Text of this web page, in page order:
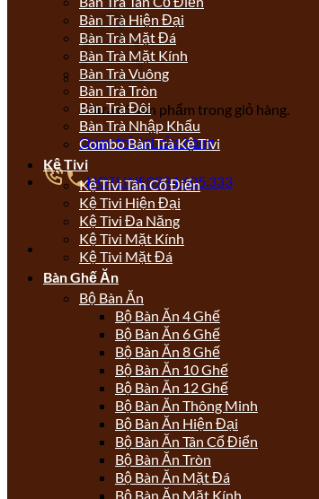
Chưa có sản phẩm trong giỏ hàng.
Quay trở lại cửa hàng
HOTLINE0934.605.333
Bàn Trà Hiện Đại
Bàn Trà Mặt Đá
Bàn Trà Mặt Kính
Bàn Trà Vuông
Bàn Trà Tròn
Bàn Trà Đôi
Bàn Trà Nhập Khẩu
Combo Bàn Trà Kệ Tivi
Kệ Tivi
Kệ Tivi Tân Cổ Điển
Kệ Tivi Hiện Đại
Kệ Tivi Đa Năng
Kệ Tivi Mặt Kính
Kệ Tivi Mặt Đá
Bàn Ghế Ăn
Bộ Bàn Ăn
Bộ Bàn Ăn 4 Ghế
Bộ Bàn Ăn 6 Ghế
Bộ Bàn Ăn 8 Ghế
Bộ Bàn Ăn 10 Ghế
Bộ Bàn Ăn 12 Ghế
Bộ Bàn Ăn Thông Minh
Bộ Bàn Ăn Hiện Đại
Bộ Bàn Ăn Tân Cổ Điển
Bộ Bàn Ăn Tròn
Bộ Bàn Ăn Mặt Đá
Bộ Bàn Ăn Mặt Kính